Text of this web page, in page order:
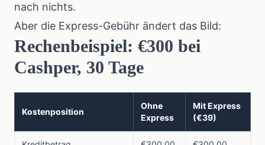
nach nichts.
Aber die Express-Gebühr ändert das Bild:
Rechenbeispiel: €300 bei
Cashper, 30 Tage
Kostenposition
Ohne
Express
Mit Express
(€39)